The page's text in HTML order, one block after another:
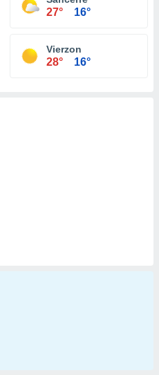
27° 16°
Vierzon
28° 16°